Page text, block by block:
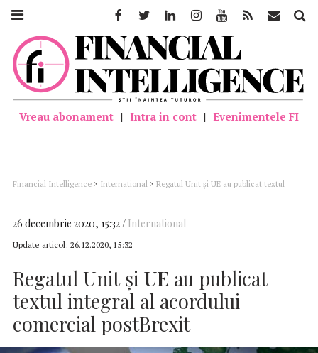
Vreau abonament | Intra in cont | Evenimentele FI
Financial Intelligence > International > Regatul Unit şi UE au publicat textul
26 decembrie 2020, 15:32 International
Update articol: 26.12.2020, 15:32
Regatul Unit şi UE au publicat
textul integral al acordului
comercial postBrexit
FacebookTwitter LinkedinInstagramYoutube Feed Mail